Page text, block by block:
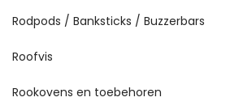
Rodpods / Banksticks / Buzzerbars
Roofvis
Rookovens en toebehoren